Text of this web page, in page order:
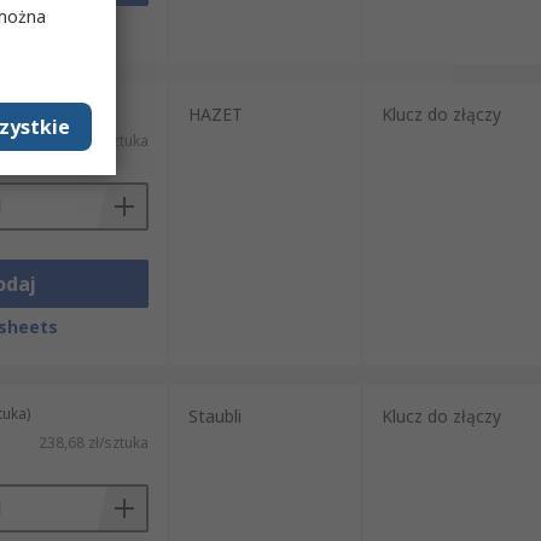
398,34 zł/sztuka
HAZET Klucz do złączy
238,68 zł/sztuka
Staubli Klucz do złączy